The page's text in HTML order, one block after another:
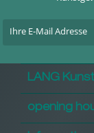
LANG
opening